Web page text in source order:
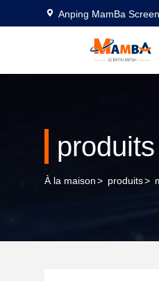
Anping MamBa
produits
À la maison> produits>